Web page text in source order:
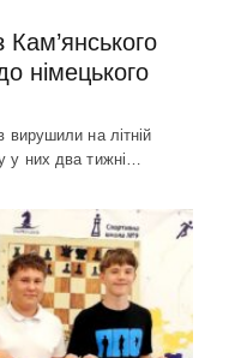
Кам’янського
німецького
вирушили на літній
у них два тижні…